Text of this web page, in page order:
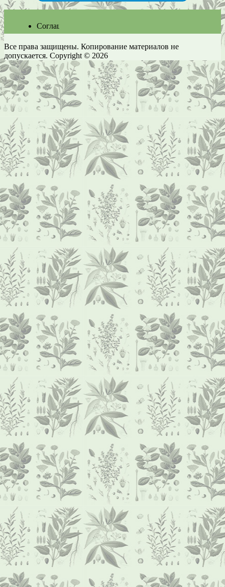
Соглашение
Все права защищены. Копирование материалов не
допускается. Copyright © 2026